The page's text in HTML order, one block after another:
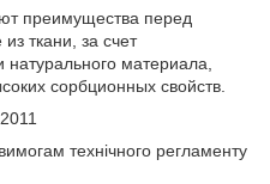
преимущества перед
ткани, за счет
натурального материала,
сорбционных свойств.
технічного регламенту